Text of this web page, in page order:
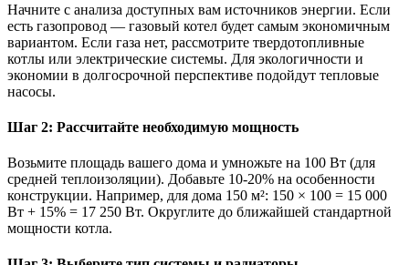
Начните с анализа доступных вам источников энергии. Если
есть газопровод — газовый котел будет самым экономичным
вариантом. Если газа нет, рассмотрите твердотопливные
котлы или электрические системы. Для экологичности и
экономии в долгосрочной перспективе подойдут тепловые
насосы.
Шаг 2: Рассчитайте необходимую мощность
Возьмите площадь вашего дома и умножьте на 100 Вт (для
средней теплоизоляции). Добавьте 10-20% на особенности
конструкции. Например, для дома 150 м²: 150 × 100 = 15 000
Вт + 15% = 17 250 Вт. Округлите до ближайшей стандартной
мощности котла.